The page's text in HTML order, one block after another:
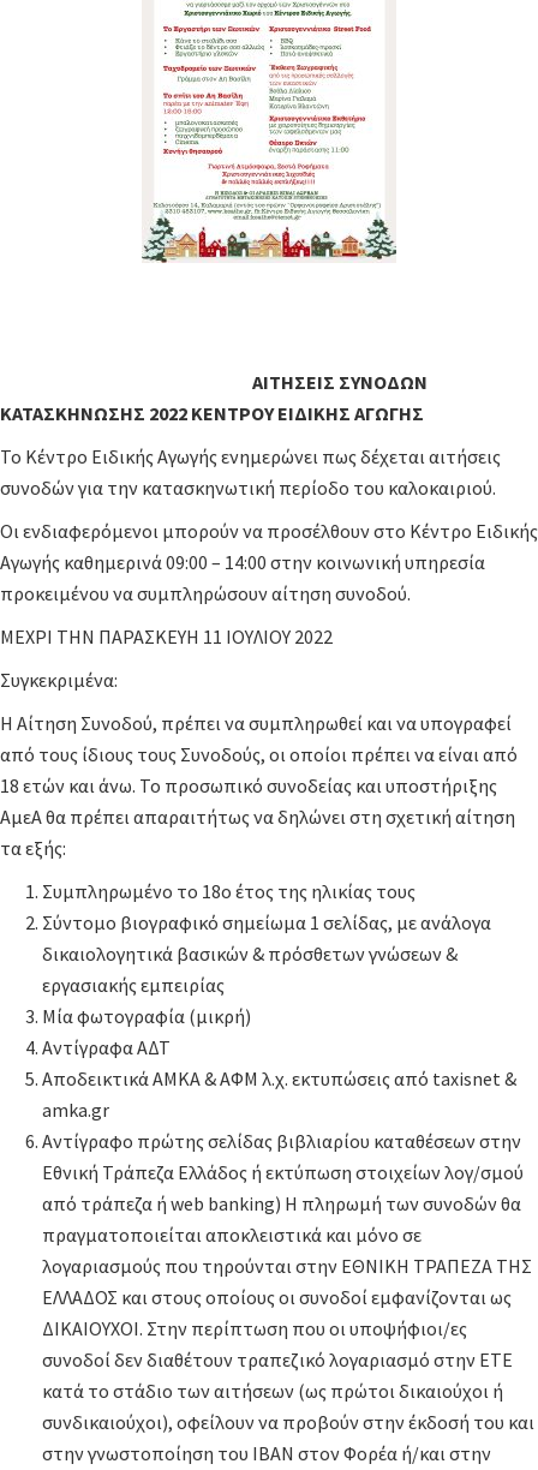
ΑΙΤΗΣΕΙΣ ΣΥΝΟΔΩΝ
ΚΑΤΑΣΚΗΝΩΣΗΣ 2022 ΚΕΝΤΡΟΥ ΕΙΔΙΚΗΣ ΑΓΩΓΗΣ
Το Κέντρο Ειδικής Αγωγής ενημερώνει πως δέχεται αιτήσεις
συνοδών για την κατασκηνωτική περίοδο του καλοκαιριού.
Οι ενδιαφερόμενοι μπορούν να προσέλθουν στο Κέντρο Ειδικής
Αγωγής καθημερινά 09:00 – 14:00 στην κοινωνική υπηρεσία
προκειμένου να συμπληρώσουν αίτηση συνοδού.
ΜΕΧΡΙ ΤΗΝ ΠΑΡΑΣΚΕΥΗ 11 ΙΟΥΛΙΟΥ 2022
Συγκεκριμένα:
Η Αίτηση Συνοδού, πρέπει να συμπληρωθεί και να υπογραφεί
από τους ίδιους τους Συνοδούς, οι οποίοι πρέπει να είναι από
18 ετών και άνω. Το προσωπικό συνοδείας και υποστήριξης
ΑμεΑ θα πρέπει απαραιτήτως να δηλώνει στη σχετική αίτηση
τα εξής:
Συμπληρωμένο το 18ο έτος της ηλικίας τους
Σύντομο βιογραφικό σημείωμα 1 σελίδας, με ανάλογα
δικαιολογητικά βασικών & πρόσθετων γνώσεων &
εργασιακής εμπειρίας
Μία φωτογραφία (μικρή)
Αντίγραφα ΑΔΤ
Αποδεικτικά ΑΜΚΑ & ΑΦΜ λ.χ. εκτυπώσεις από taxisnet &
amka.gr
Αντίγραφο πρώτης σελίδας βιβλιαρίου καταθέσεων στην
Εθνική Τράπεζα Ελλάδος ή εκτύπωση στοιχείων λογ/σμού
από τράπεζα ή web banking) Η πληρωμή των συνοδών θα
πραγματοποιείται αποκλειστικά και μόνο σε
λογαριασμούς που τηρούνται στην ΕΘΝΙΚΗ ΤΡΑΠΕΖΑ ΤΗΣ
ΕΛΛΑΔΟΣ και στους οποίους οι συνοδοί εμφανίζονται ως
ΔΙΚΑΙΟΥΧΟΙ. Στην περίπτωση που οι υποψήφιοι/ες
συνοδοί δεν διαθέτουν τραπεζικό λογαριασμό στην ΕΤΕ
κατά το στάδιο των αιτήσεων (ως πρώτοι δικαιούχοι ή
συνδικαιούχοι), οφείλουν να προβούν στην έκδοσή του και
στην γνωστοποίηση του ΙΒΑΝ στον Φορέα ή/και στην